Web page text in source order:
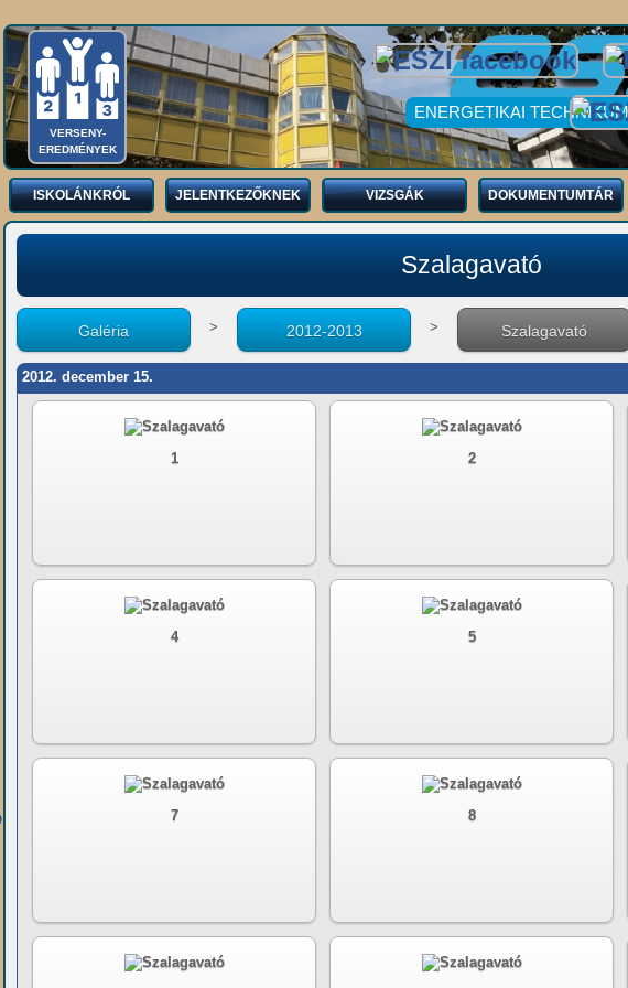
VERSENY-
EREDMÉNYEK
ENERGETIKAI
ISKOLÁNKRÓL JELENTKEZŐKNEK VIZSGÁK DOKUMENTUMTÁR
Szalagavató
Galéria > 2012-2013 > Szalagavató
2012. december 15.
1 2
4 5
7 8